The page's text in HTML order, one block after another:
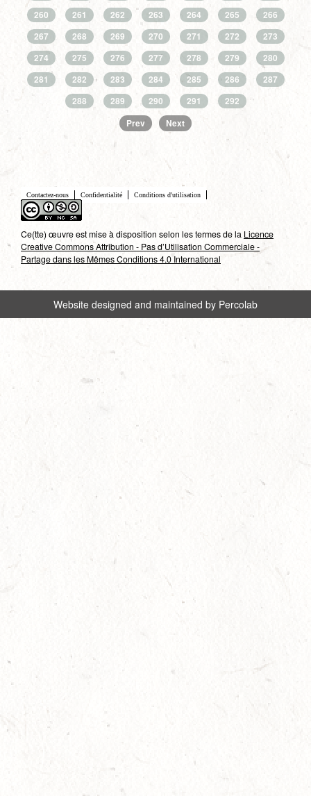
260
261 262 263 264 265
266
267
268 269 270 271 272
273
274
275 276 277 278 279
280
281
282 283 284 285 286
287
288
289 290 291
292
Prev
Next
Contactez-nous Confidentialité Conditions d'utilisation
Ce(tte) œuvre est mise à disposition selon les termes de la Licence
Creative Commons Attribution - Pas d’Utilisation Commerciale -
Partage dans les Mêmes Conditions 4.0 International
Website designed and maintained by Percolab